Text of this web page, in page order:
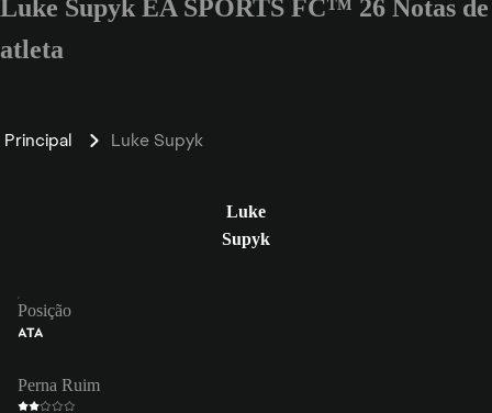
Insira pelo menos 3 caracteres ou números
Luke Supyk EA SPORTS FC™ 26 Notas de
atleta
Principal Luke Supyk
Luke
Supyk
Posição
ATA
Perna Ruim